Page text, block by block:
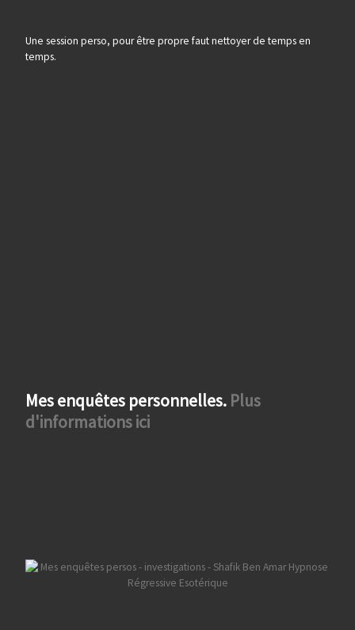
Une session perso, pour être propre faut nettoyer de temps en
temps.
Mes enquêtes personnelles. Plus
d'informations ici